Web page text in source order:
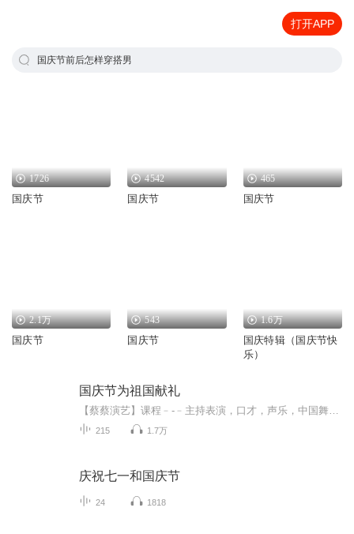
打开APP
国庆节前后怎样穿搭男
1726
国庆节
4542
国庆节
465
国庆节
2.1万
国庆节
543
国庆节
1.6万
国庆特辑（国庆节快
乐）
国庆节为祖国献礼
215 1.7万
庆祝七一和国庆节
24 1818